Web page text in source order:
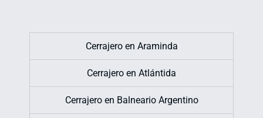
Cerrajero en Araminda
Cerrajero en Atlántida
Cerrajero en Balneario Argentino